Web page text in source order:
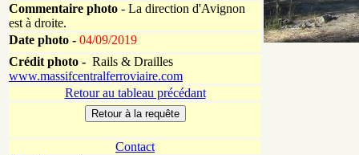
Commentaire photo - La direction d'Avignon
est à droite.
Date photo - 04/09/2019
Crédit photo - Rails & Drailles
www.massifcentralferroviaire.com
Retour au tableau précédant
Contact